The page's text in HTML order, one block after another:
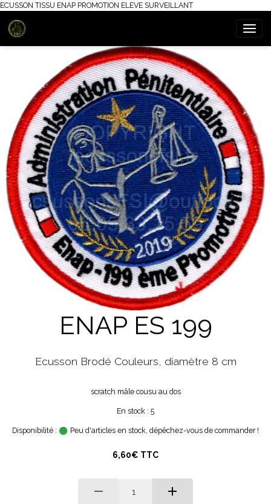
ECUSSON TISSU ENAP PROMOTION ELEVE SURVEILLANT
ENAP ES 199
Ecusson Brodé Couleurs, diamètre 8 cm
scratch mâle cousu au dos
En stock : 5
Disponibilité : Peu d'articles en stock, dépêchez-vous de commander !
6,60€ TTC